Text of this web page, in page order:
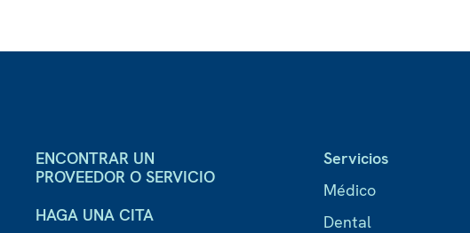
ENCONTRAR UN
PROVEEDOR O SERVICIO
HAGA UNA CITA
Servicios
Médico
Dental